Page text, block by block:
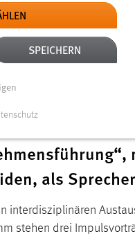
22.
zum
Technik in
als
interdisziplinären
stehen drei
SPEICHERN
grundlegende
Funktion der